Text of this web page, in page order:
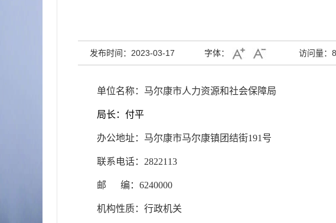
发布时间：2023-03-17 字体： 访问量：
单位名称： 马尔康市人力资源和社会保障局
局长：付平
办公地址： 马尔康市马尔康镇团结街191 号
联系电话：2822113
邮 编： 6240000
机构性质： 行政机关